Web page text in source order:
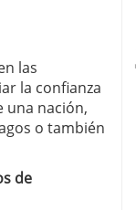
las
la confianza
una nación,
o también
de